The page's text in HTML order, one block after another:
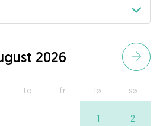
2026
to fr lø sø
1 2